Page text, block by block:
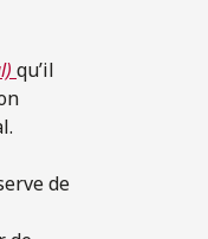
qu’il
de